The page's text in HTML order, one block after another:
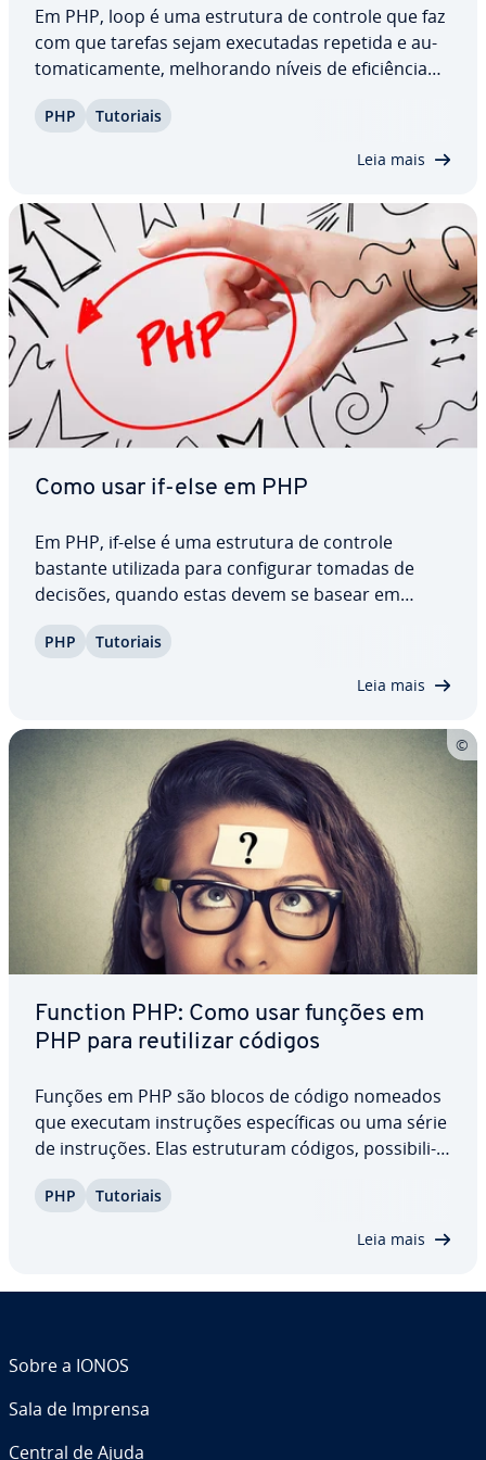
Em PHP, loop é uma estrutura de controle que faz
com que tarefas sejam exe­cu­ta­das repetida e au­
to­ma­ti­ca­mente, me­lho­rando níveis de efi­ci­ên­cia
processos e aprimorar de­sem­pe­nhos, em especial
PHP Tutoriais
Leia mais
Como usar if-else em PHP
Em PHP, if-else é uma estrutura de controle
bastante utilizada para con­fi­gu­rar tomadas de
decisões, quando estas devem se basear em
comandam o de­sem­pe­nho de ações que devem
PHP Tutoriais
Leia mais
Function PHP: Como usar funções em
PHP para reu­ti­li­zar códigos
Funções em PHP são blocos de código nomeados
que executam ins­tru­ções es­pe­cí­fi­cas ou uma série
de ins­tru­ções. Elas es­tru­tu­ram códigos, pos­si­bi­li­
melhora a efi­ci­ên­cia e facilita a ma­nu­ten­ção de
PHP Tutoriais
Leia mais
Sobre a IONOS
Sala de Imprensa
Central de Ajuda